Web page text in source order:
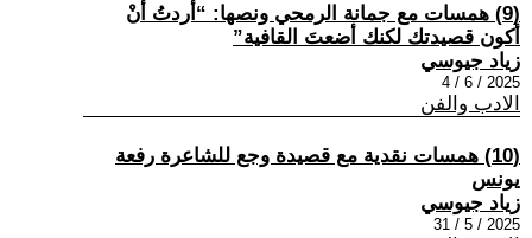
(9) همسات مع جمانة الرمحي ونصها: “أردتُ أنْ
أكون قصيدتك لكنك أضعتَ القافية”
زياد جيوسي
2025 / 6 / 4
الادب والفن
(10) همسات نقدية مع قصيدة وجع للشاعرة رفعة
يونس
زياد جيوسي
2025 / 5 / 31